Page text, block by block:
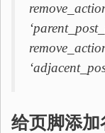
给页脚添